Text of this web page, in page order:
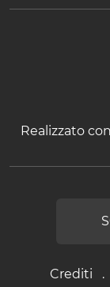
Realizzato
Crediti